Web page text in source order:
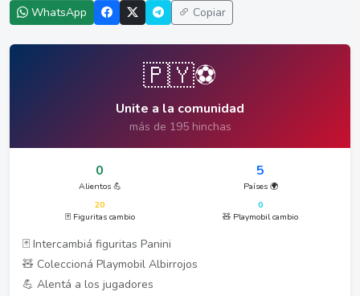
WhatsApp Copiar
🇵🇾⚽
Unite a la comunidad
más de 195 hinchas
0
Alientos 💪
5
Países 🌍
20
🃏 Figuritas cambio
0
🧸 Playmobil cambio
🃏 Intercambiá figuritas Panini
🧸 Coleccioná Playmobil Albirrojos
💪 Alentá a los jugadores